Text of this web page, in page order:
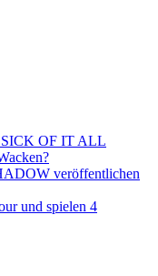
SICK OF IT ALL
veröffentlichen
und spielen 4